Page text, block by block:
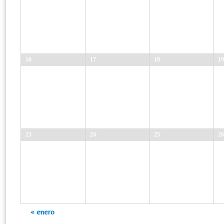
16 17 18 19
23 24 25 26
Navegación
« enero